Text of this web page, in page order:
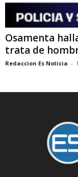
Osamenta
trata de
Redaccion Es Noticia -